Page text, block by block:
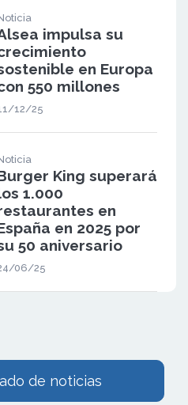
impulsa su
en Europa
550 millones
12/25
King superará
1.000
en
en 2025 por
50 aniversario
06/25
de noticias